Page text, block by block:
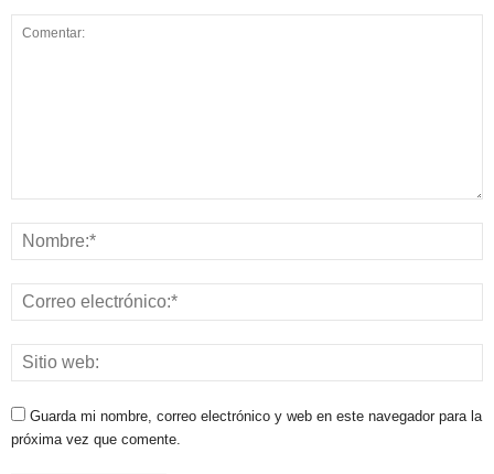
Guarda mi nombre, correo electrónico y web en este navegador para la
próxima vez que comente.